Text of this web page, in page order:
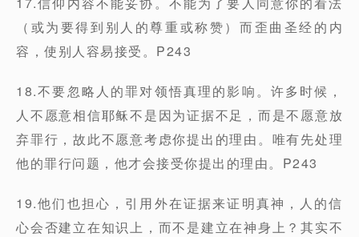
（或为要得到别人的尊重或称赞）而歪曲圣经的内
容，使别人容易接受。P243
18.不要忽略人的罪对领悟真理的影响。许多时候，
人不愿意相信耶稣不是因为证据不足，而是不愿意放
弃罪行，故此不愿意考虑你提出的理由。唯有先处理
他的罪行问题，他才会接受你提出的理由。P243
19.他们也担心，引用外在证据来证明真神，人的信
心会否建立在知识上，而不是建立在神身上？其实不